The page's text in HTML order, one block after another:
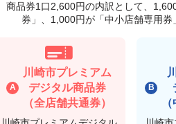
商品券1口2,600円の内訳として、
券」、1,000円が「中小店舗専用券
川崎市プレミアム
デジタル商品券
（全店舗共通券）